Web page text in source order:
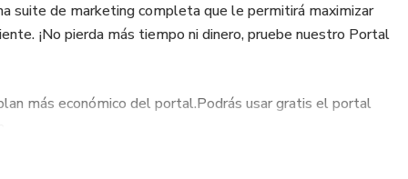
suite de marketing completa que le permitirá maximizar
¡No pierda más tiempo ni dinero, pruebe nuestro Portal
más económico del portal.Podrás usar gratis el portal